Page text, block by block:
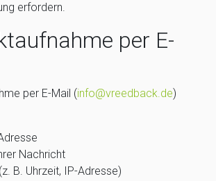
erfordern.
per E-
per E-Mail (info@vreedback.de)
Nachricht
B. Uhrzeit, IP-Adresse)